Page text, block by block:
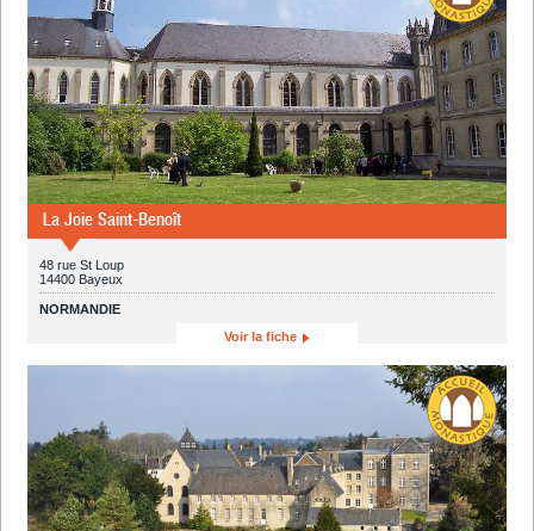
La Joie Saint-Benoît
48 rue St Loup
14400 Bayeux
NORMANDIE
Voir la fiche